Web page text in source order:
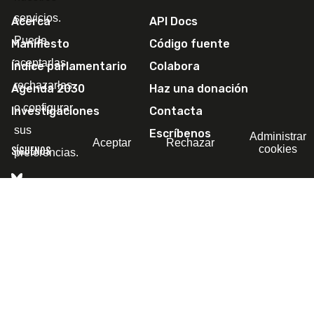
Acerca
Manifiesto
Índice parlamentario
Agenda 2030
Investigaciones
API Docs
Código fuente
Colabora
Haz una donación
Contacta
Escríbenos
SÍGUENOS
servicios.
Puede
aceptarlas,
rechazarlas
o configurar
sus
preferencias.
Aceptar Rechazar
Administrar
cookies